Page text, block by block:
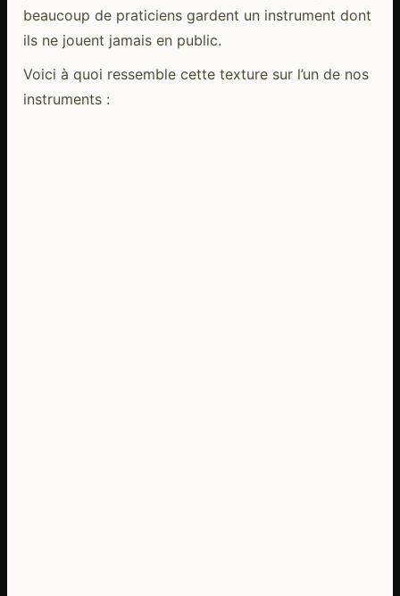
beaucoup de praticiens gardent un instrument dont
ils ne jouent jamais en public.
Voici à quoi ressemble cette texture sur l’un de nos
instruments :